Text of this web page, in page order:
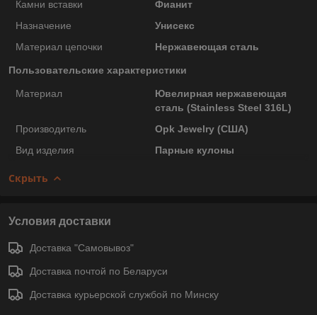
Камни вставки
Фианит
Назначение
Унисекс
Материал цепочки
Нержавеющая сталь
Пользовательские характеристики
Материал
Ювелирная нержавеющая
сталь (Stainless Steel 316L)
Производитель
Opk Jewelry (США)
Вид изделия
Парные кулоны
Скрыть
Условия доставки
Доставка "Самовывоз"
Доставка почтой по Беларуси
Доставка курьерской службой по Минску